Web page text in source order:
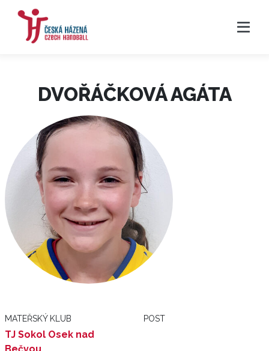
DVOŘÁČKOVÁ AGÁTA
MATEŘSKÝ KLUB
TJ Sokol Osek nad
POST